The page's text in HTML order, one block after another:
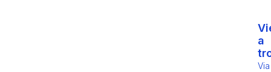
a
Via